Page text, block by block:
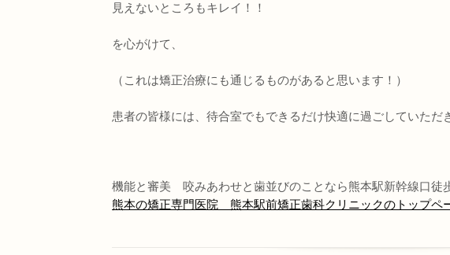
見えないところもキレイ！！
を心がけて、
（これは矯正治療にも通じるものがあると思います！）
患者の皆様には、待合室でもできるだけ快適に過ごしていただ
機能と審美 咬みあわせと歯並びのことなら熊本駅新幹線口徒
熊本の矯正専門医院 熊本駅前矯正歯科クリニックのトップペ